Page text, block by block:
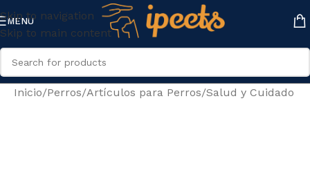
Skip to navigation
Skip to main content
MENU
Inicio/Perros/Artículos para Perros/Salud y Cuidado